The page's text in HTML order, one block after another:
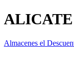
Almacenes el